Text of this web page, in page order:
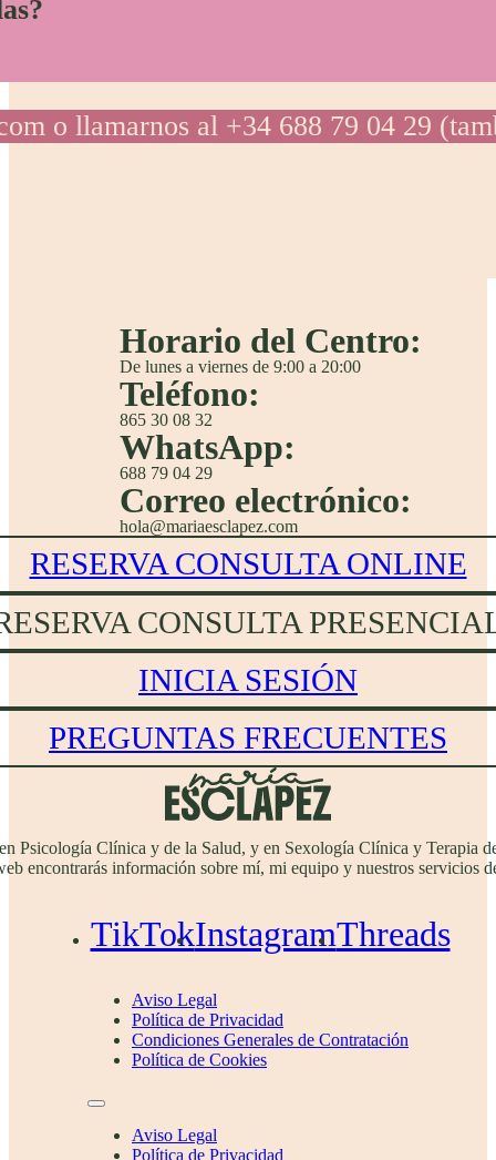
o llamarnos al +34 688 79 04 29
Horario del Centro:
De lunes a viernes de 9:00 a 20:00
Teléfono:
865 30 08 32
WhatsApp:
688 79 04 29
Correo electrónico:
hola@mariaesclapez.com
RESERVA CONSULTA ONLINE
CONSULTA
INICIA SESIÓN
PREGUNTAS FRECUENTES
Psicología Clínica y de la Salud, y en Sexología Clínica y Terapia
encontrarás información sobre mí, mi equipo y nuestros servicios
TikTokInstagramThreads
Aviso Legal
Política de Privacidad
Condiciones Generales de Contratación
Política de Cookies
Aviso Legal
Política de Privacidad